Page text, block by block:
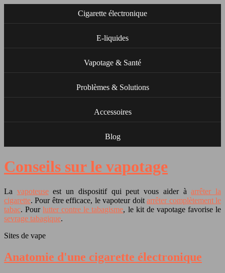
Cigarette électronique
E-liquides
Vapotage & Santé
Problèmes & Solutions
Accessoires
Blog
Conseils sur le vapotage
La vapoteuseest un dispositif qui peut vous aider àarrêter la
cigarette. Pour être efficace, le vapoteur doitarrêter complètement le
tabac. Pourlutter contre le tabagisme, le kit de vapotage favorise le
sevrage tabagique.
Sites de vape
Anatomie d'une cigarette électronique